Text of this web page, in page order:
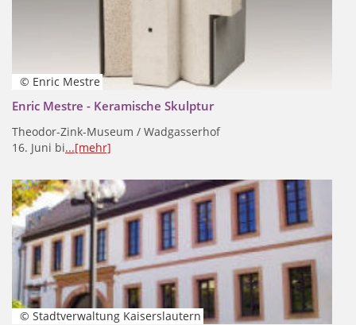
© Enric Mestre
Enric Mestre - Keramische Skulptur
Theodor-Zink-Museum / Wadgasserhof
16. Juni bi...[mehr]
© Stadtverwaltung Kaiserslautern